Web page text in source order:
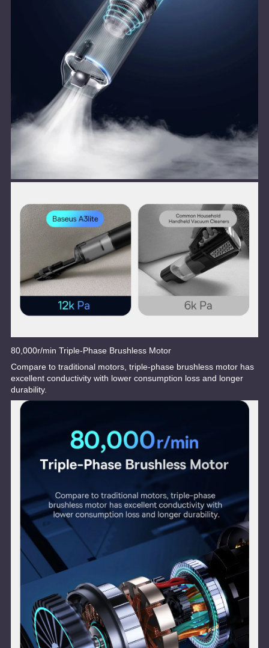
80,000r/min Triple-Phase Brushless Motor
Compare to traditional motors, triple-phase brushless motor has
excellent conductivity with lower consumption loss and longer
durability.